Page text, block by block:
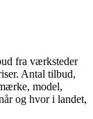
fra værksteder
Antal tilbud,
model,
og hvor i landet,